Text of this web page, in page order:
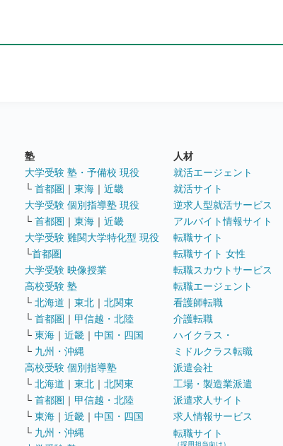
塾
大学受験 塾・予備校 現役
└ 首都圏 ｜ 東海 ｜ 近畿
大学受験 個別指導塾 現役
└ 首都圏 ｜ 東海 ｜ 近畿
大学受験 難関大学特化型 現役
└首都圏
大学受験 映像授業
高校受験 塾
└ 北海道 ｜ 東北 ｜ 北関東
└ 首都圏 ｜ 甲信越・北陸
└ 東海 ｜ 近畿 ｜ 中国・四国
└ 九州・沖縄
高校受験 個別指導塾
└ 北海道 ｜ 東北 ｜ 北関東
└ 首都圏 ｜ 甲信越・北陸
└ 東海 ｜ 近畿 ｜ 中国・四国
└ 九州・沖縄
人材
就活エージェント
就活サイト
逆求人型就活サービス
アルバイト情報サイト
転職サイト
転職サイト 女性
転職スカウトサービス
転職エージェント
看護師転職
介護転職
ハイクラス・
ミドルクラス転職
派遣会社
工場・製造業派遣
派遣求人サイト
求人情報サービス
転職サイト
（採用担当向け）